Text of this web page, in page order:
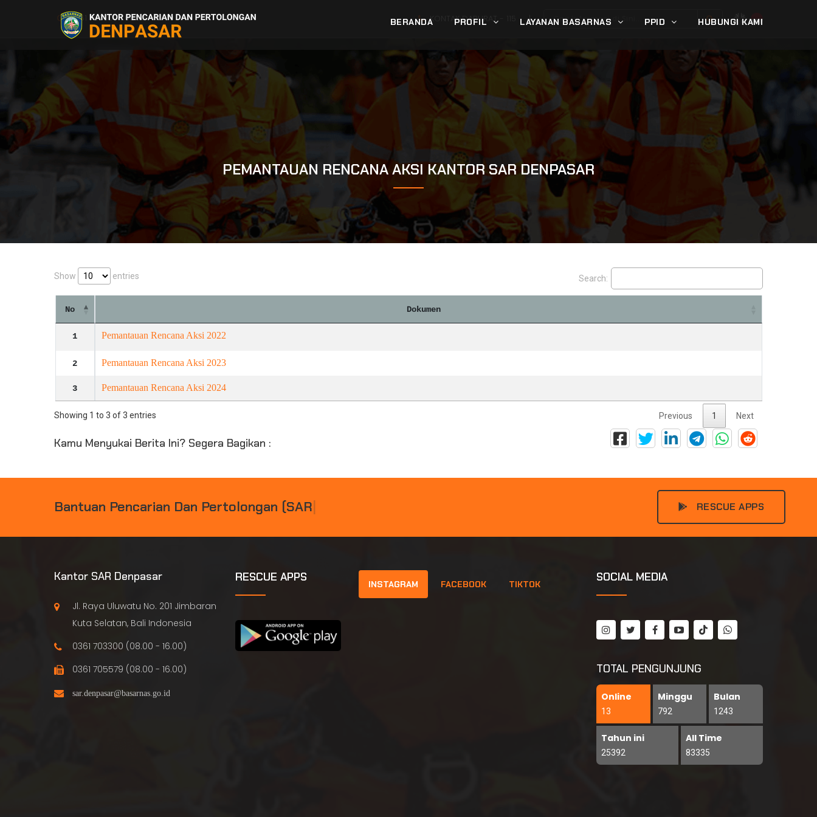
0361 703300 | 08.00 - 16.00 KONTAK DARURAT - |
BERANDA PROFIL LAYANAN BASARNAS PPID HUBUNGI KAMI
PEMANTAUAN RENCANA AKSI KANTOR SAR DENPASAR
Show entries Search:
No Dokumen
1 Pemantauan Rencana Aksi 2022
2 Pemantauan Rencana Aksi 2023
3 Pemantauan Rencana Aksi 2024
Showing 1 to 3 of 3 entries Previous 1 Next
Kamu Menyukai Berita Ini? Segera Bagikan :
BANTUAN PENCARIAN DAN PERTOLONGAN (SAR RESCUE APPS
Kantor SAR Denpasar
Jl. Raya Uluwatu No. 201 Jimbaran
Kuta Selatan, Bali Indonesia
0361 703300 (08.00 - 16.00)
0361 705579 (08.00 - 16.00)
RESCUE APPS INSTAGRAM FACEBOOK TIKTOK SOCIAL MEDIA
TOTAL PENGUNJUNG
Online
13
Minggu
792
Bulan
1243
Tahun ini
25392
All Time
83335